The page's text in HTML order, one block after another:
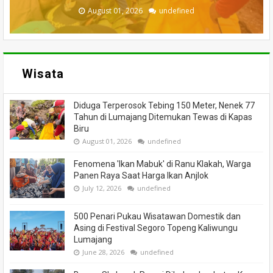
August 04, 2026 undefined
August 03, 2026 undefined
August 03, 2026 undefined
August 02, 2026 undefined
August 01, 2026 undefined
Wisata
Diduga Terperosok Tebing 150 Meter, Nenek 77
Tahun di Lumajang Ditemukan Tewas di Kapas
Biru
August 01, 2026 undefined
Fenomena 'Ikan Mabuk' di Ranu Klakah, Warga
Panen Raya Saat Harga Ikan Anjlok
July 12, 2026 undefined
500 Penari Pukau Wisatawan Domestik dan
Asing di Festival Segoro Topeng Kaliwungu
Lumajang
June 28, 2026 undefined